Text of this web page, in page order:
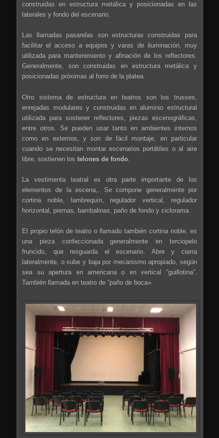
construidas en estructura metálica y posicionadas en las
laterales y fondo del escenario.
Las llamadas pasarelas son estructuras construidas para
facilitar el acceso a equipos y varas de iluminación, muy
utilizada para mantenimiento y afinación de los reflectores.
Generalmente, son construidas en estructura metálica y
posicionadas próximas al forro de la platea.
Otro sistema de estructura en teatros son los trusses,
enrejadas modulares y construidas en aluminio estructural
utilizada para sostener reflectores, piezas escenográficas,
entre otros. Se pueden usar tanto en ambientes internos
como en externos, y son de fácil montaje, en particular
cuando se necesitan montar escenarios portátiles o al aire
libre, sostienen lostelones de fondo
La vestimenta teatral es otra parte importante de los
elementos de la escena,. Se compone generalmente por
cortina noble, lambrequín, regulador vertical, regulador
horizontal, piernas, bambalinas, paño de fondo y ciclorama.
El propio telón de teatro o llamado también cortina noble, es
una pieza confeccionada generalmente en terciopelo
fruncido, que resguarda el escenario. Abre y cierra
lateralmente, o sube y baja por mecanismo apropiado, según
sea su apertura en americana o en vertical “guillotina”.
También llamada en teatro de “paño de boca».